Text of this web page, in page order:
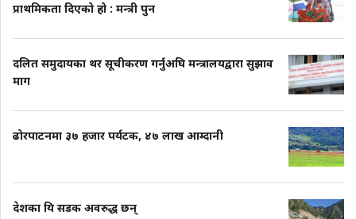
प्राथमिकता दिएको हो : मन्त्री पुन
दलित समुदायका थर सूचीकरण गर्नुअघि मन्त्रालयद्वारा सुझाव
माग
ढोरपाटनमा ३७ हजार पर्यटक, ४७ लाख आम्दानी
देशका यि सडक अवरुद्ध छन्